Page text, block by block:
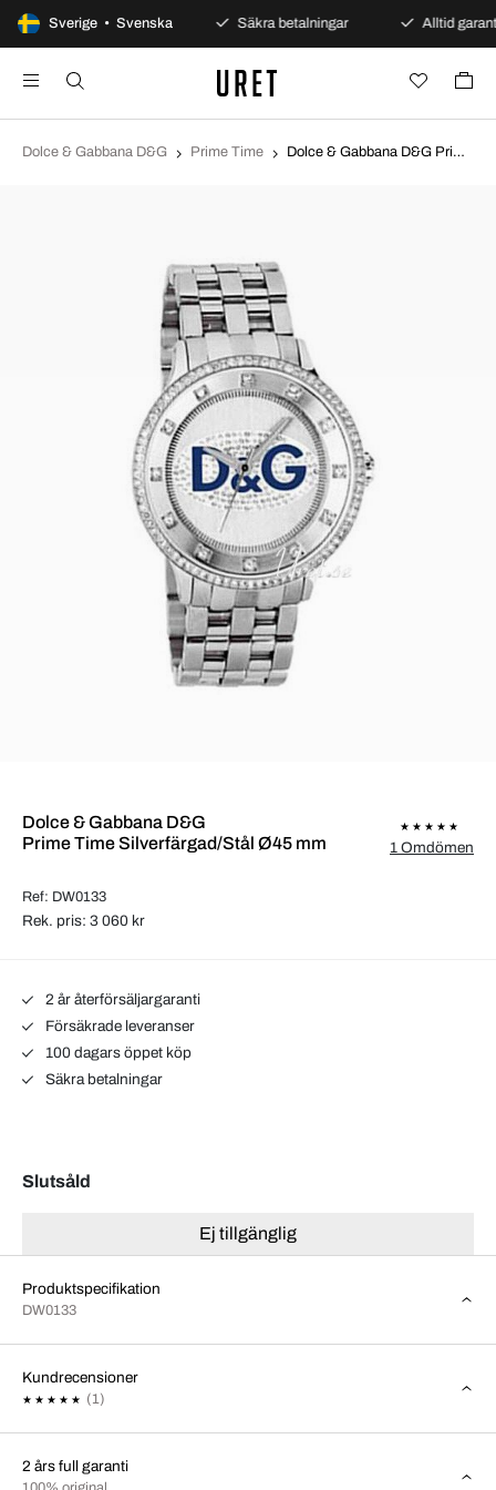
Sverige • Svenska
100 dagars öppet köp Säkra betalningar Alltid garanti
Dolce & Gabbana D&G Prime Time Dolce & Gabbana D&G Prime Time Silverfärgad/Stål Ø45 mm DW0133
Dolce & Gabbana D&G
Prime Time Silverfärgad/Stål Ø45 mm
Ref: DW0133
1 Omdömen
Rek. pris: 3 060 kr
2 år återförsäljargaranti
Försäkrade leveranser
100 dagars öppet köp
Säkra betalningar
Slutsåld
Ej tillgänglig
Produktspecifikation
DW0133
Kundrecensioner
(1)
2 års full garanti